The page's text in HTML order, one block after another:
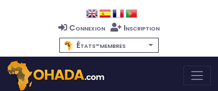
Connexion
Inscription
États-membres